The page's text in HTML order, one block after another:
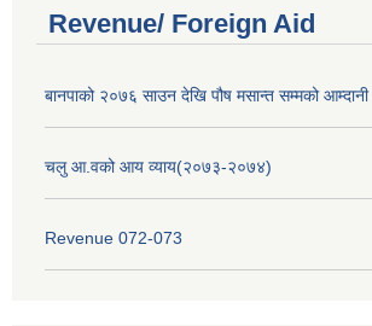
Revenue/ Foreign Aid
बानपाको २०७६ साउन देखि पौष मसान्त सम्मको आम्दानी
चलु आ.वको आय व्याय(२०७३-२०७४)
Revenue 072-073